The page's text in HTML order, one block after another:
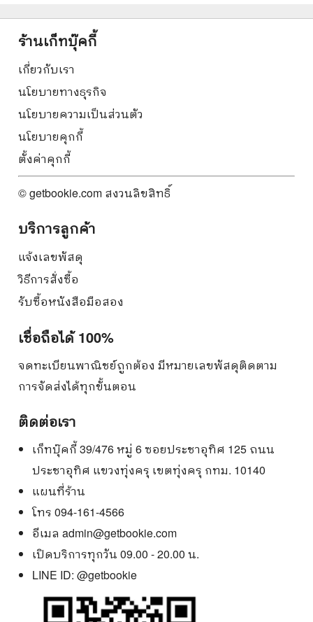
ร้านเก็ทบุ๊คกี้
เกี่ยวกับเรา
นโยบายทางธุรกิจ
นโยบายความเป็นส่วนตัว
นโยบายคุกกี้
ตั้งค่าคุกกี้
© getbookie.com สงวนลิขสิทธิ์
บริการลูกค้า
แจ้งเลขพัสดุ
วิธีการสั่งซื้อ
รับซื้อหนังสือมือสอง
เชื่อถือได้ 100%
จดทะเบียนพาณิชย์ถูกต้อง มีหมายเลขพัสดุติดตาม
การจัดส่งได้ทุกขั้นตอน
ติดต่อเรา
เก็ทบุ๊คกี้ 39/476 หมู่ 6 ซอยประชาอุทิศ 125 ถนน
ประชาอุทิศ แขวงทุ่งครุ เขตทุ่งครุ กทม. 10140
แผนที่ร้าน
โทร 094-161-4566
อีเมล admin@getbookie.com
เปิดบริการทุกวัน 09.00 - 20.00 น.
LINE ID: @getbookie